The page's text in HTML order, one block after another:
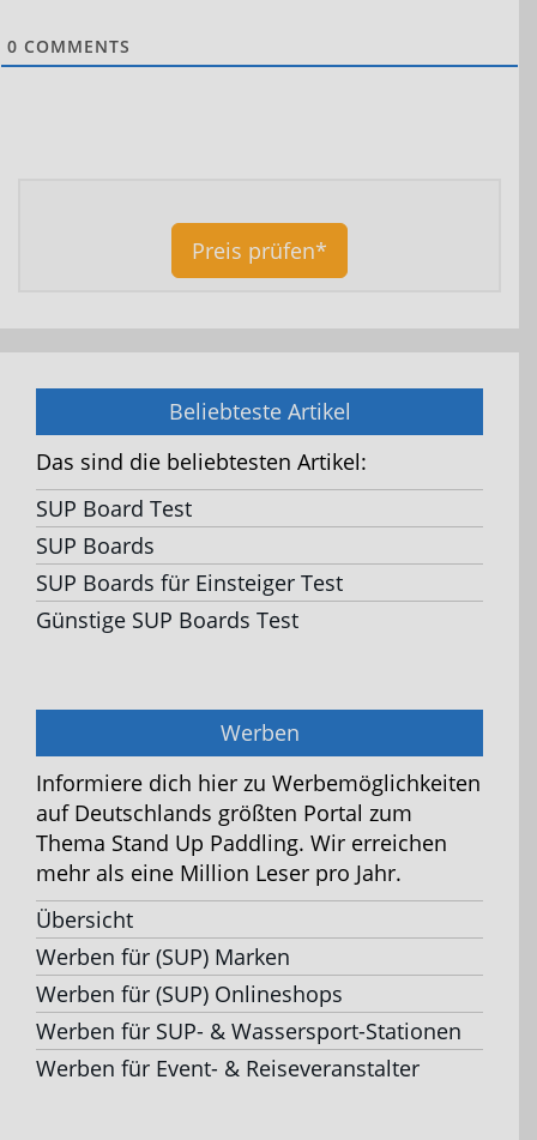
0 COMMENTS
Preis prüfen*
Beliebteste Artikel
Das sind die beliebtesten Artikel:
SUP Board Test
SUP Boards
SUP Boards für Einsteiger Test
Günstige SUP Boards Test
Werben
Informiere dich hier zu Werbemöglichkeiten
auf Deutschlands größten Portal zum
Thema Stand Up Paddling. Wir erreichen
mehr als eine Million Leser pro Jahr.
Übersicht
Werben für (SUP) Marken
Werben für (SUP) Onlineshops
Werben für SUP- & Wassersport-Stationen
Werben für Event- & Reiseveranstalter